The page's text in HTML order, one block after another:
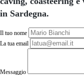
in Sardegna.
Il tuo nome
La tua email
Messaggio